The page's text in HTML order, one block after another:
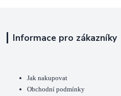
Informace pro zákazníky
Jak nakupovat
Obchodní podmínky